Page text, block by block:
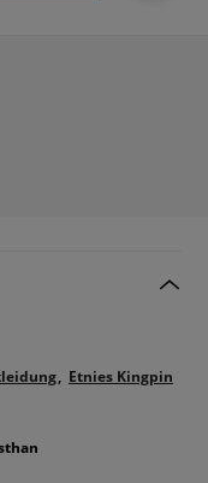
Etnies Kingpin